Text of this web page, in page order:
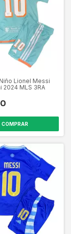
Lionel Messi
2024 MLS 3RA
COMPRAR